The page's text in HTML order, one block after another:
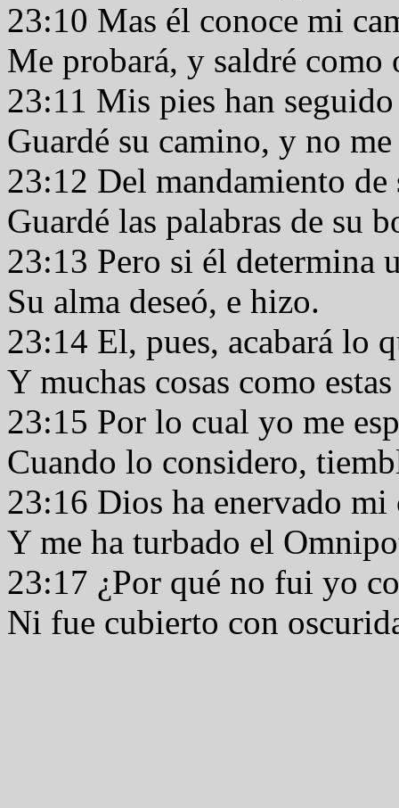
23:10 Mas él conoce mi
Me probará, y saldré
23:11 Mis pies han
Guardé su camino, y no
23:12 Del mandamiento
Guardé las palabras de su
23:13 Pero si él determina
Su alma deseó, e hizo.
23:14 El, pues, acabará lo
Y muchas cosas como
23:15 Por lo cual yo me
Cuando lo considero,
23:16 Dios ha enervado mi
Y me ha turbado el
23:17 ¿Por qué no fui yo
Ni fue cubierto con